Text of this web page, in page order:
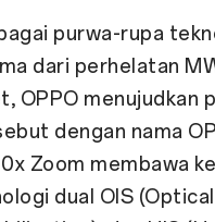
purwa-rupa
dari perhelatan
OPPO menujudkan
dengan nama
Zoom membawa
dual OIS